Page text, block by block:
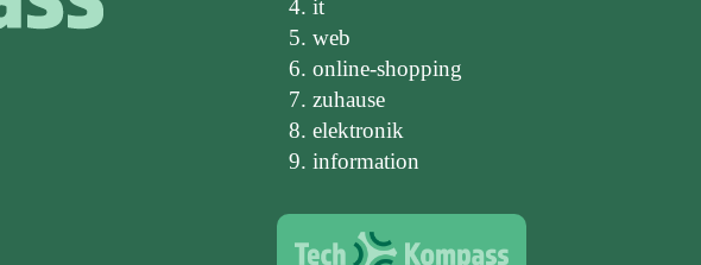
it
web
online-shopping
zuhause
elektronik
information